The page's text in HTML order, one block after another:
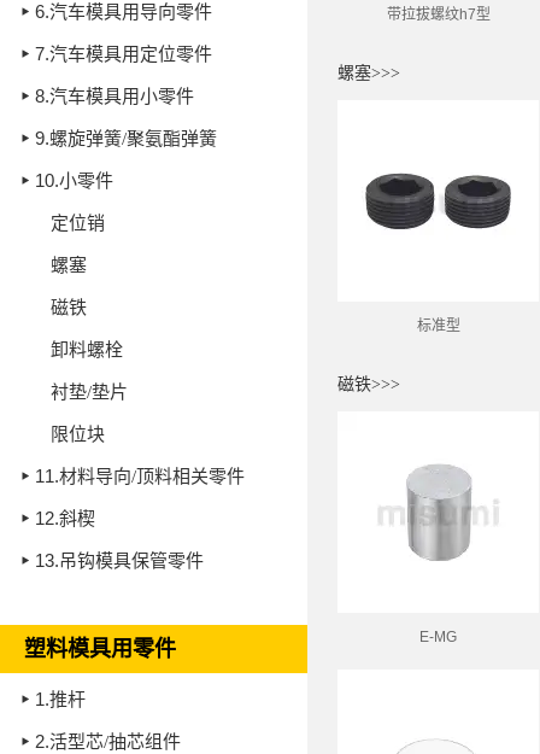
6.汽车模具用导向零件
7.汽车模具用定位零件
8.汽车模具用小零件
9.螺旋弹簧/聚氨酯弹簧
10.小零件
定位销
螺塞
磁铁
卸料螺栓
衬垫/垫片
限位块
11.材料导向/顶料相关零件
12.斜楔
13.吊钩模具保管零件
塑料模具用零件
1.推杆
2.活型芯/抽芯组件
带拉拔螺纹h7型
螺塞>>>
标准型
磁铁>>>
E-MG